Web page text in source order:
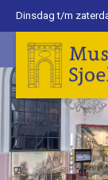
Dinsdag t/m